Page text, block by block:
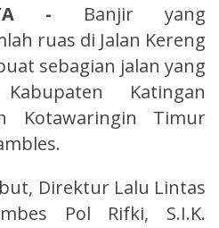
- Banjir yang
ruas di Jalan Kereng
sebagian jalan yang
Katingan
Kotawaringin Timur
Direktur Lalu Lintas
Pol Rifki, S.I.K.